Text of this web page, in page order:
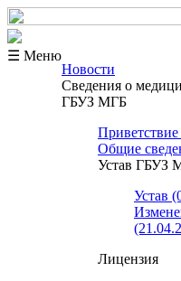
☰ Меню
Новости
Сведения о
ГБУЗ МГБ
Приветствие
Общие
Устав ГБУЗ
Устав
Лицензия